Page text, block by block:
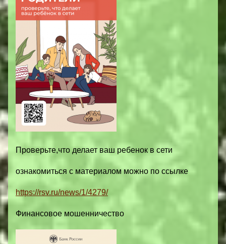
Проверьте,что делает ваш ребенок в сети
ознакомиться с материалом можно по ссылке
https://rsv.ru/news/1/4279/
Финансовое мошенничество